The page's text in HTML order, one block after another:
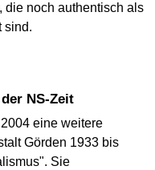
die noch authentisch als
sind.
NS-Zeit
eine weitere
Görden 1933 bis
Sie